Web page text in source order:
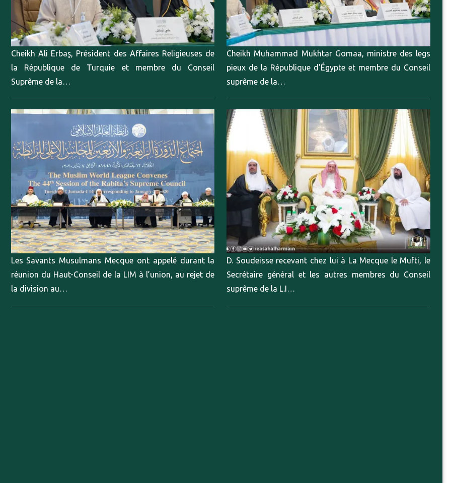
Cheikh Ali Erbaş, Président des Affaires Religieuses de
la République de Turquie et membre du Conseil
Suprême de la…
Cheikh Muhammad Mukhtar Gomaa, ministre des legs
pieux de la République d'Égypte et membre du Conseil
suprême de la…
Les Savants Musulmans Mecque ont appelé durant la
réunion du Haut-Conseil de la LIM à l’union, au rejet de
la division au…
D. Soudeisse recevant chez lui à La Mecque le Mufti, le
Secrétaire général et les autres membres du Conseil
suprême de la L.I…